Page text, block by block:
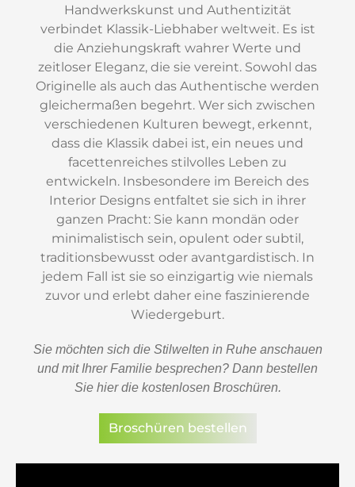
Handwerkskunst und Authentizität
verbindet Klassik-Liebhaber weltweit. Es ist
die Anziehungskraft wahrer Werte und
zeitloser Eleganz, die sie vereint. Sowohl das
Originelle als auch das Authentische werden
gleichermaßen begehrt. Wer sich zwischen
verschiedenen Kulturen bewegt, erkennt,
dass die Klassik dabei ist, ein neues und
facettenreiches stilvolles Leben zu
entwickeln. Insbesondere im Bereich des
Interior Designs entfaltet sie sich in ihrer
ganzen Pracht: Sie kann mondän oder
minimalistisch sein, opulent oder subtil,
traditionsbewusst oder avantgardistisch. In
jedem Fall ist sie so einzigartig wie niemals
zuvor und erlebt daher eine faszinierende
Wiedergeburt.
Sie möchten sich die Stilwelten in Ruhe anschauen
und mit Ihrer Familie besprechen? Dann bestellen
Sie hier die kostenlosen Broschüren.
Broschüren bestellen